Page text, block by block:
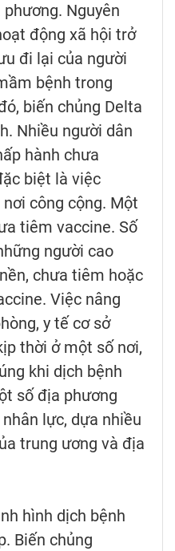
Nguyên
động xã hội trở
đi lại của người
bệnh trong
biến chủng Delta
Nhiều người dân
hành chưa
biệt là việc
công cộng. Một
tiêm vaccine. Số
người cao
chưa tiêm hoặc
Việc nâng
y tế cơ sở
thời ở một số nơi,
khi dịch bệnh
số địa phương
lực, dựa nhiều
trung ương và địa
hình dịch bệnh
Biến chủng